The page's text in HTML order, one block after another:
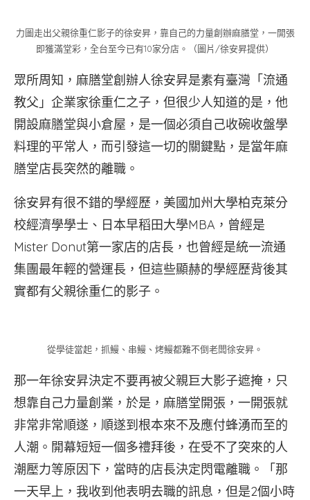
力圖走出父親徐重仁影子的徐安昇，靠自己的力量創辦麻膳堂，一開張
即獲滿堂彩，全台至今已有10家分店。（圖片∕徐安昇提供）
眾所周知，麻膳堂創辦人徐安昇是素有臺灣「流通
教父」企業家徐重仁之子，但很少人知道的是，他
開設麻膳堂與小倉屋，是一個必須自己收碗收盤學
料理的平常人，而引發這一切的關鍵點，是當年麻
膳堂店長突然的離職。
徐安昇有很不錯的學經歷，美國加州大學柏克萊分
校經濟學學士、日本早稻田大學MBA，曾經是
Mister Donut第一家店的店長，也曾經是統一流通
集團最年輕的營運長，但這些顯赫的學經歷背後其
實都有父親徐重仁的影子。
從學徒當起，抓鰻、串鰻、烤鰻都難不倒老闆徐安昇。
那一年徐安昇決定不要再被父親巨大影子遮掩，只
想靠自己力量創業，於是，麻膳堂開張，一開張就
非常非常順遂，順遂到根本來不及應付蜂湧而至的
人潮。開幕短短一個多禮拜後，在受不了突來的人
潮壓力等原因下，當時的店長決定閃電離職。「那
一天早上，我收到他表明去職的訊息，但是2個小時